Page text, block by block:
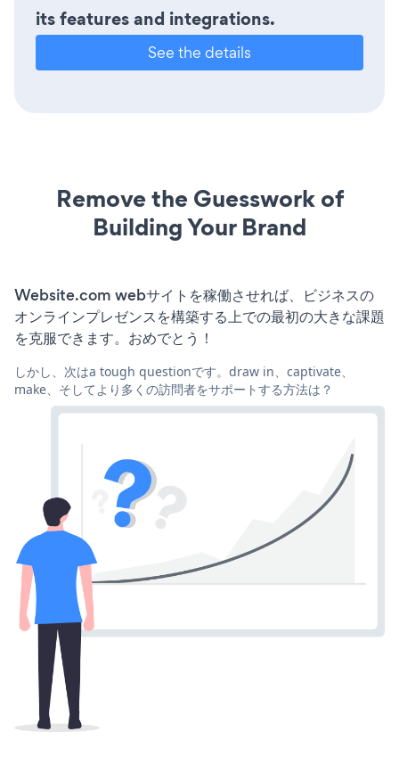
its features and integrations.
See the details
Remove the Guesswork of
Building Your Brand
Website.com webサイトを稼働させれば、ビジネスの
オンラインプレゼンスを構築する上での最初の大きな課題
を克服できます。おめでとう！
しかし、次はa tough questionです。draw in、captivate、
make、そしてより多くの訪問者をサポートする方法は？